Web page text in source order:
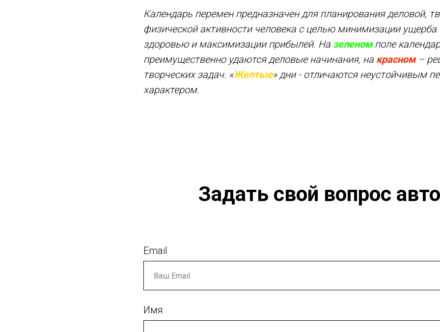
Календарь перемен предназначен для планирования деловой,
физической активности человека с целью минимизации ущерба
здоровью и максимизации прибылей. На зеленомполе
преимущественно удаются деловые начинания, на красном–
творческих задач. «Желтые» дни - отличаются неустойчивым
характером.
Задать свой вопрос
Email
Имя